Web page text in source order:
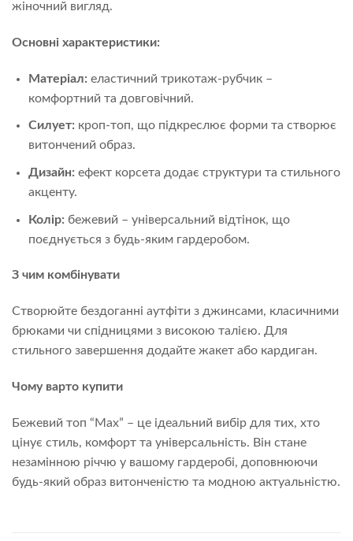
жіночний вигляд.
Основні характеристики:
Матеріал: еластичний трикотаж-рубчик –
комфортний та довговічний.
Силует: кроп-топ, що підкреслює форми та створює
витончений образ.
Дизайн: ефект корсета додає структури та стильного
акценту.
Колір: бежевий – універсальний відтінок, що
поєднується з будь-яким гардеробом.
З чим комбінувати
Створюйте бездоганні аутфіти з джинсами, класичними
брюками чи спідницями з високою талією. Для
стильного завершення додайте жакет або кардиган.
Чому варто купити
Бежевий топ “Max” – це ідеальний вибір для тих, хто
цінує стиль, комфорт та універсальність. Він стане
незамінною річчю у вашому гардеробі, доповнюючи
будь-який образ витонченістю та модною актуальністю.